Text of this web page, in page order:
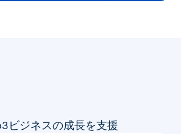
ビジネスの成長を支援